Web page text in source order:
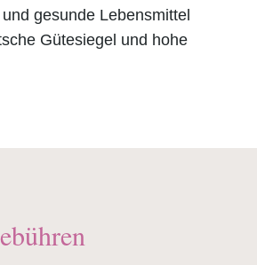
gesunde Lebensmittel
Gütesiegel und hohe